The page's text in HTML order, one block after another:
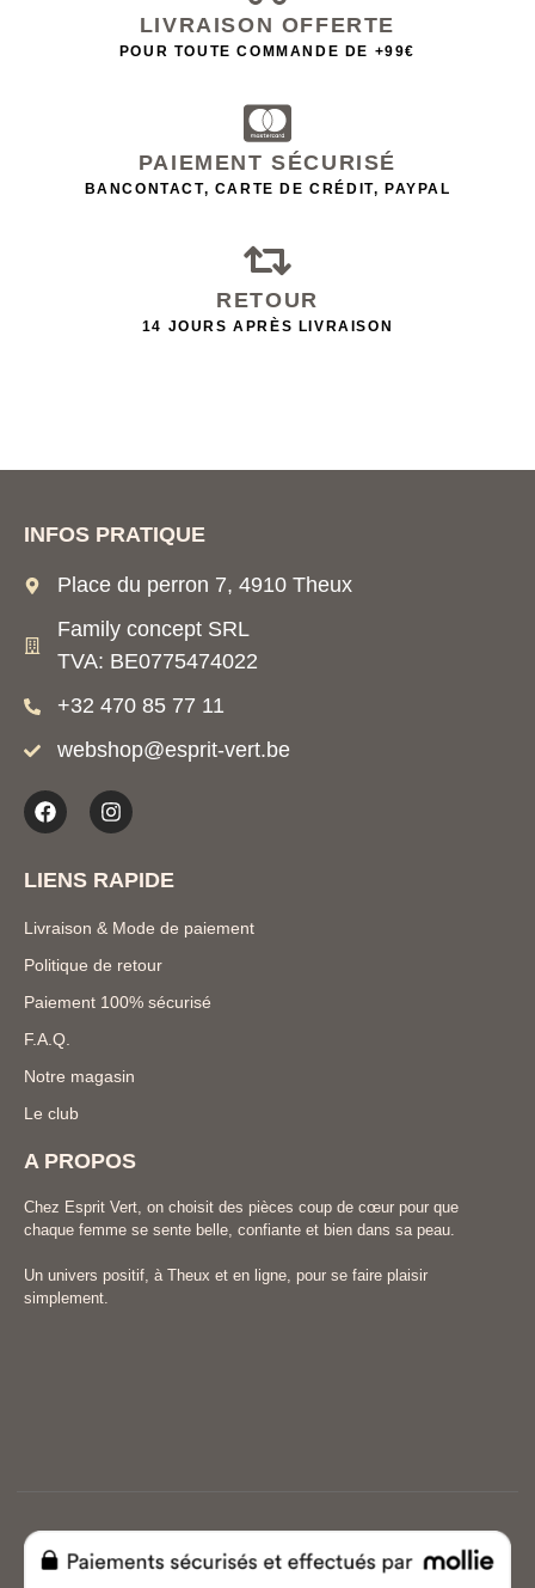
LIVRAISON OFFERTE
POUR TOUTE COMMANDE DE +99€
PAIEMENT SÉCURISÉ
BANCONTACT, CARTE DE CRÉDIT, PAYPAL
RETOUR
14 JOURS APRÈS LIVRAISON
INFOS PRATIQUE
Place du perron 7, 4910 Theux
Family concept SRL
TVA: BE0775474022
+32 470 85 77 11
webshop@esprit-vert.be
LIENS RAPIDE
Livraison & Mode de paiement
Politique de retour
Paiement 100% sécurisé
F.A.Q.
Notre magasin
Le club
A PROPOS
Chez Esprit Vert, on choisit des pièces coup de cœur pour que
chaque femme se sente belle, confiante et bien dans sa peau.
Un univers positif, à Theux et en ligne, pour se faire plaisir
simplement.